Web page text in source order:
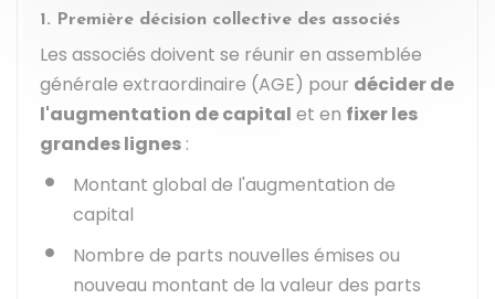
1. Première décision collective des associés
Les associés doivent se réunir en assemblée
générale extraordinaire (AGE) pour décider de
l'augmentation de capital et en fixer les
grandes lignes :
Montant global de l'augmentation de
capital
Nombre de parts nouvelles émises ou
nouveau montant de la valeur des parts